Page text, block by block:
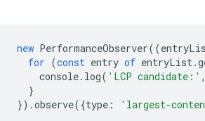
new PerformanceObserver((
for (const entry of entryList.
console. log( 'LCP candidate:' ,
}
}).observe({type : 'largest-